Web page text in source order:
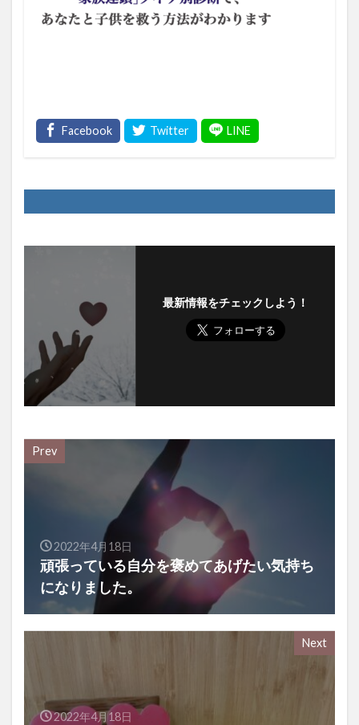
最新情報をチェックしよう！
Prev
2022年4月18日
頑張っている自分を褒めてあげたい気持ち
になりました。
Next
2022年4月18日